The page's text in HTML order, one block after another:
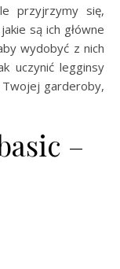
przyjrzymy się,
są ich główne
wydobyć z nich
uczynić legginsy
Twojej garderoby,
–